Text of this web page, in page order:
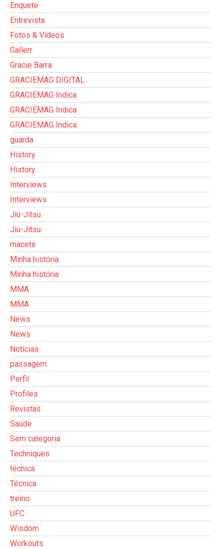
Enquete
Entrevista
Fotos & Vídeos
Gallerr
Gracie Barra
GRACIEMAG DIGITAL
GRACIEMAG Indica
GRACIEMAG Indica
GRACIEMAG Indica
guarda
History
History
Interviews
Interviews
Jiu-Jitsu
Jiu-Jitsu
macete
Minha história
Minha história
MMA
MMA
News
News
Notícias
passagem
Perfil
Profiles
Revistas
Saúde
Sem categoria
Techniques
técnica
Técnica
treino
UFC
Wisdom
Workouts